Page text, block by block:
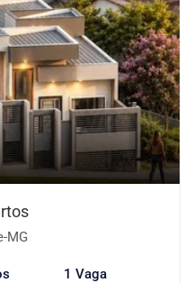
MG
1 Vaga